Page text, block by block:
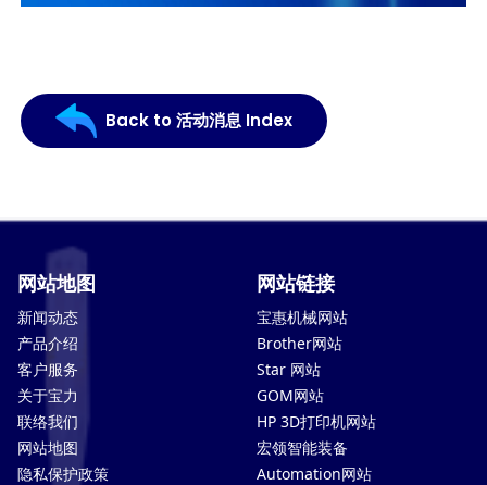
Back to 活动消息 Index
网站地图
新闻动态
产品介绍
客户服务
关于宝力
联络我们
网站地图
隐私保护政策
网站链接
宝惠机械网站
Brother网站
Star 网站
GOM网站
HP 3D打印机网站
宏领智能装备
Automation网站